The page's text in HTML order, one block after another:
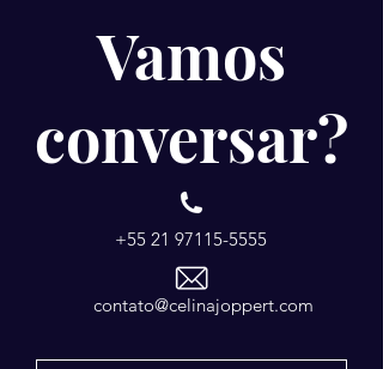
Vamos
conversar?
+55 21 97115-5555
contato@celinajoppert.com